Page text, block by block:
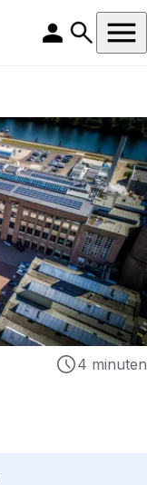
4 minuten